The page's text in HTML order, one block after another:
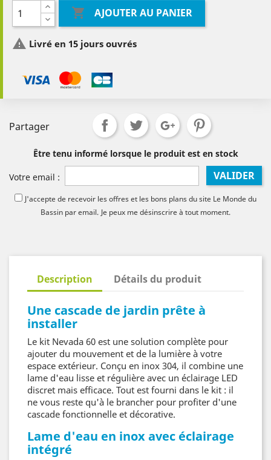
 AJOUTER AU PANIER
 Livré en 15 jours ouvrés
Partager
Être tenu informé lorsque le produit est en stock
Votre email : VALIDER
J'accepte de recevoir les offres et les bons plans du site Le Monde du
Bassin par email. Je peux me désinscrire à tout moment.
Description Détails du produit
Une cascade de jardin prête à
installer
Le kit Nevada 60 est une solution complète pour
ajouter du mouvement et de la lumière à votre
espace extérieur. Conçu en inox 304, il combine une
lame d'eau lisse et régulière avec un éclairage LED
discret mais efficace. Tout est fourni dans le kit : il
ne vous reste qu'à le brancher pour profiter d'une
cascade fonctionnelle et décora­tive.
Lame d'eau en inox avec éclairage
intégré